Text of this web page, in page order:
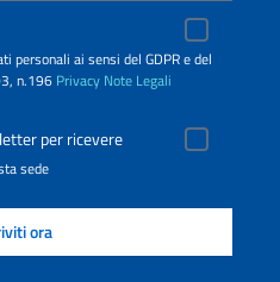
personali ai sensi del GDPR e del
n.196 Privacy Note Legali
per ricevere
sede